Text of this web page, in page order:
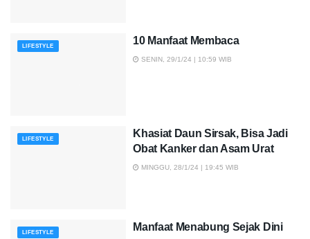
LIFESTYLE 10 Manfaat Membaca
SENIN, 29/1/24 | 10:59 WIB
LIFESTYLE
Khasiat Daun Sirsak, Bisa Jadi
Obat Kanker dan Asam Urat
MINGGU, 28/1/24 | 19:45 WIB
LIFESTYLE Manfaat Menabung Sejak Dini